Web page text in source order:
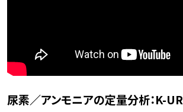
尿素／アンモニアの定量分析：K-